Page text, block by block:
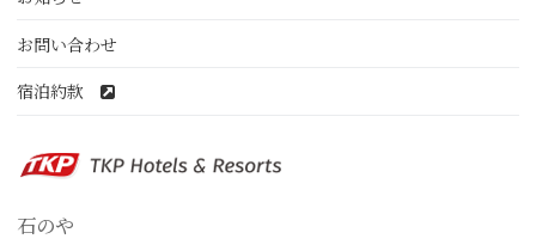
お問い合わせ
宿泊約款
石のや